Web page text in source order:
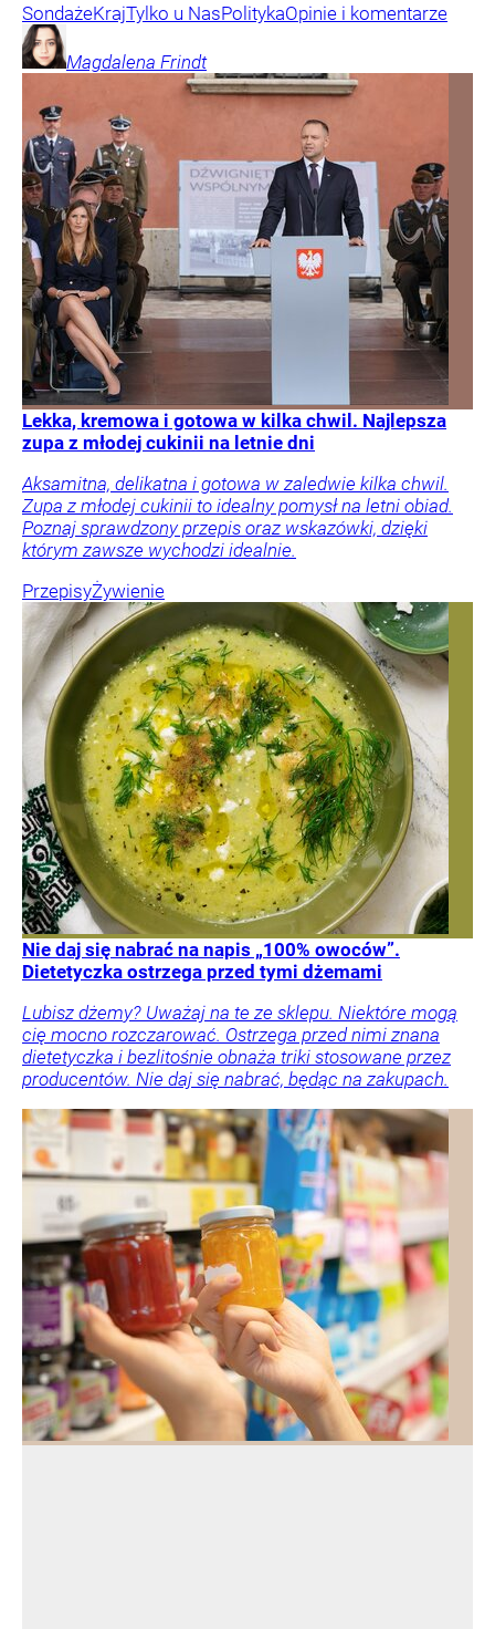
SondażeKrajTylko u NasPolitykaOpinie i komentarze
Magdalena Frindt
Lekka, kremowa i gotowa w kilka chwil. Najlepsza
zupa z młodej cukinii na letnie dni
Aksamitna, delikatna i gotowa w zaledwie kilka chwil.
Zupa z młodej cukinii to idealny pomysł na letni obiad.
Poznaj sprawdzony przepis oraz wskazówki, dzięki
którym zawsze wychodzi idealnie.
PrzepisyŻywienie
Nie daj się nabrać na napis „100% owoców”.
Dietetyczka ostrzega przed tymi dżemami
Lubisz dżemy? Uważaj na te ze sklepu. Niektóre mogą
cię mocno rozczarować. Ostrzega przed nimi znana
dietetyczka i bezlitośnie obnaża triki stosowane przez
producentów. Nie daj się nabrać, będąc na zakupach.